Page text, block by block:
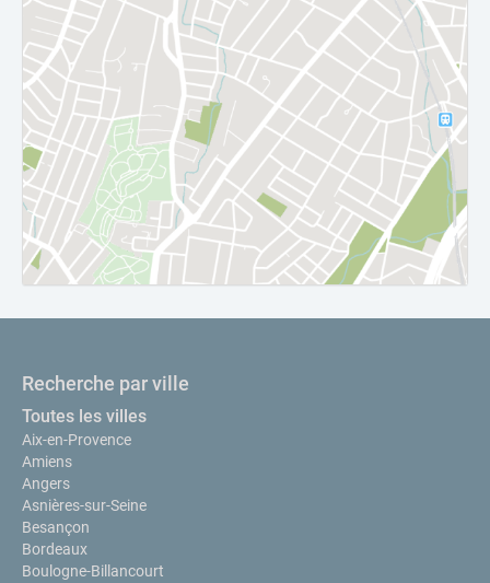
Recherche par ville
Toutes les villes
Aix-en-Provence
Amiens
Angers
Asnières-sur-Seine
Besançon
Bordeaux
Boulogne-Billancourt